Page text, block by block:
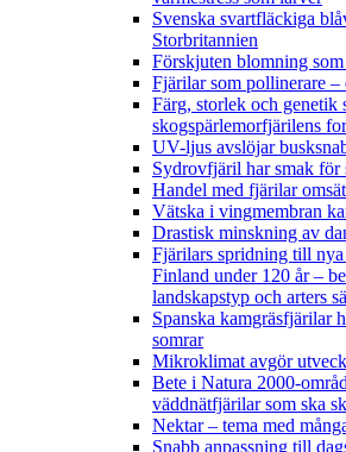
Svenska svartfläckiga
Storbritannien
Förskjuten blomning
Fjärilar som pollinerare –
Färg, storlek och genetik
skogspärlemorfjärilens
UV-ljus avslöjar
Sydrovfjäril har smak för
Handel med fjärilar
Vätska i vingmembran
Drastisk minskning av
Fjärilars spridning till
Finland under 120 år–
landskapstyp och arters
Spanska kamgräsfjärilar
somrar
Mikroklimat avgör
Bete i Natura 2000-
väddnätfjärilar som ska
Nektar – tema med
Snabb anpassning till